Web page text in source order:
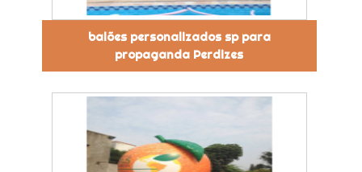
balões personalizados sp para
propaganda Perdizes